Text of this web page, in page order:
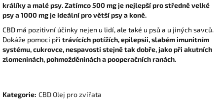
králíky a malé psy. Zatímco 500 mg je nejlepší pro středně velké
psy a 1000 mg je ideální pro větší psy a koně.
CBD má pozitivní účinky nejen u lidí, ale také u psů a u jiných savců.
Dokáže pomoci při trávících potížích, epilepsii, slabém imunitním
systému, cukrovce, nespavosti stejně tak dobře, jako při akutních
zlomeninách, pohmožděninách a pooperačních ranách.
Kategorie: CBD Olej pro zvířata